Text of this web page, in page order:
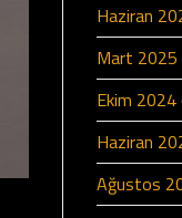
Haziran
Mart 2025
Ekim 2024
Haziran
Ağustos